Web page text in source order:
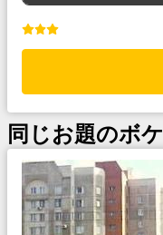
同じお題のボケ